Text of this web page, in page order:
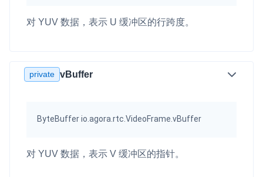
对 YUV 数据，表示 U 缓冲区的行跨度。
private vBuffer
ByteBuffer io.agora.rtc.VideoFrame.vBuffer
对 YUV 数据，表示 V 缓冲区的指针。